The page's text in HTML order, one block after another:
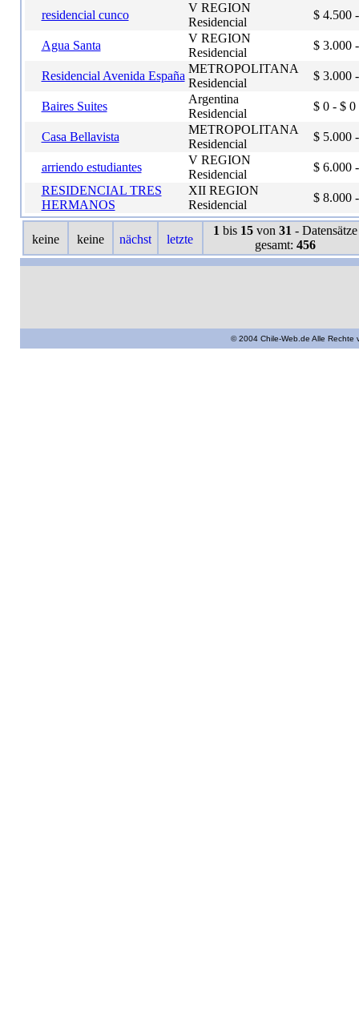
residencial cunco
V REGION
Residencial
$ 4.500
Agua Santa
V REGION
Residencial
$ 3.000
Residencial Avenida España
METROPOLITANA
Residencial
$ 3.000
Baires Suites
Argentina
Residencial
$ 0 - $ 0
Casa Bellavista
METROPOLITANA
Residencial
$ 5.000
arriendo estudiantes
V REGION
Residencial
$ 6.000
RESIDENCIAL TRES
HERMANOS
XII REGION
Residencial
$ 8.000
1 bis 15von 31 - Datensätze
gesamt: 456
© 2004 Chile-Web.de Alle Rechte